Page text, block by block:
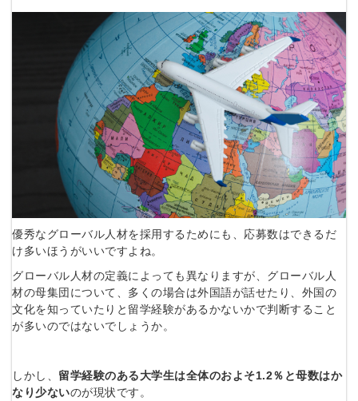
優秀なグローバル人材を採用するためにも、応募数はできるだ
け多いほうがいいですよね。
グローバル人材の定義によっても異なりますが、グローバル人
材の母集団について、多くの場合は外国語が話せたり、外国の
文化を知っていたりと留学経験があるかないかで判断すること
が多いのではないでしょうか。
しかし、 留学経験のある大学生は全体のおよそ1.2％と母数はか
なり少ないのが現状です。